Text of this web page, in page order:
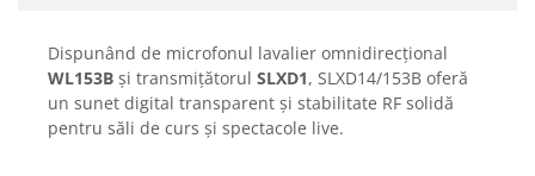
DI Box
Interfete audio
Microfoane
Dispunând de microfonul lavalier omnidirecțional
WL153B și transmițătorul SLXD1, SLXD14/153B oferă
un sunet digital transparent și stabilitate RF solidă
pentru săli de curs și spectacole live.